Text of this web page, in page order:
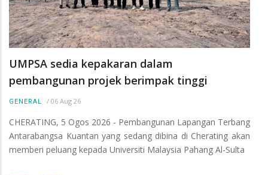
UMPSA sedia kepakaran dalam
pembangunan projek berimpak tinggi
GENERAL / 06 Aug 26
CHERATING, 5 Ogos 2026 - Pembangunan Lapangan Terbang
Antarabangsa Kuantan yang sedang dibina di Cherating akan
memberi peluang kepada Universiti Malaysia Pahang Al-Sulta